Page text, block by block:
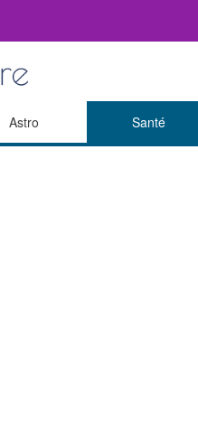
Astro Santé